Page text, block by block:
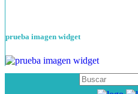
prueba imagen widget